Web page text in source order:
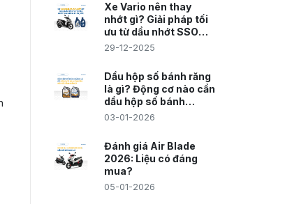
Xe Vario nên thay
nhớt gì? Giải pháp tối
ưu từ dầu nhớt SSO
giúp máy êm, bốc
29-12-2025
Dầu hộp số bánh răng
là gì? Động cơ nào cần
dầu hộp số bánh
răng?
03-01-2026
Đánh giá Air Blade
2026: Liệu có đáng
mua?
05-01-2026